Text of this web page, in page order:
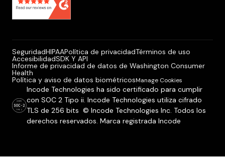
SeguridadHIPAAPolítica de privacidadTérminos de uso
AccesibilidadSDK Y API
Informe de privacidad de datos de Washington Consumer
Health
Política y aviso de datos biométricosManage Cookies
Incode Technologies ha sido certificado para cumplir
con SOC 2 Tipo ii. Incode Technologies utiliza cifrado
TLS de 256 bits © Incode Technologies Inc. Todos los
derechos reservados. Marca registrada Incode